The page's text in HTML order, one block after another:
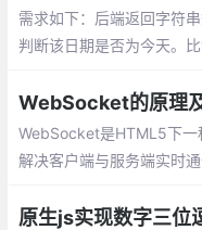
需求如下：后端返回字符
判断该日期是否为今天。
呢，这篇文章整理实现的几
考。
WebSocket是HTML5下一
解决客户端与服务端实时
握手后创建一个用于交换